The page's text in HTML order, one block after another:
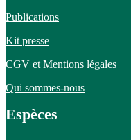
Publications
Kit presse
CGV et Mentions légales
Qui sommes-nous
Espèces